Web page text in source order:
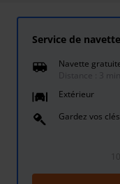
Service de navette
Navette
Distance : 3 min
Extérieur
Gardez vos clés